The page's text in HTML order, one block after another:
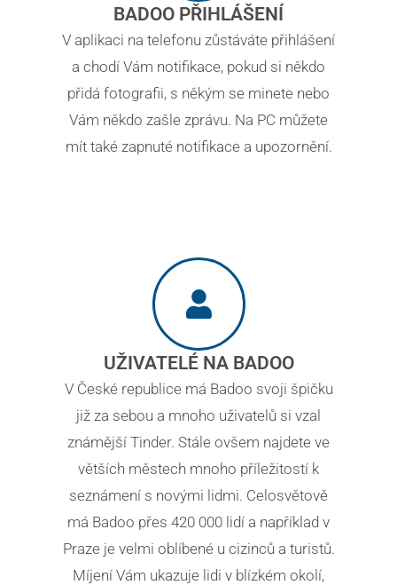
BADOO PŘIHLÁŠENÍ
V aplikaci na telefonu zůstáváte přihlášení
a chodí Vám notifikace, pokud si někdo
přidá fotografii, s někým se minete nebo
Vám někdo zašle zprávu. Na PC můžete
mít také zapnuté notifikace a upozornění.
UŽIVATELÉ NA BADOO
V České republice má Badoo svoji špičku
již za sebou a mnoho uživatelů si vzal
známější Tinder. Stále ovšem najdete ve
větších městech mnoho příležitostí k
seznámení s novými lidmi. Celosvětově
má Badoo přes 420 000 lidí a například v
Praze je velmi oblíbené u cizinců a turistů.
Míjení Vám ukazuje lidi v blízkém okolí,